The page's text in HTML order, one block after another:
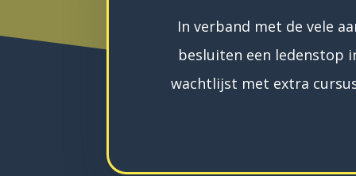
In verband met de vele
besluiten een ledenstop
wachtlijst met extra